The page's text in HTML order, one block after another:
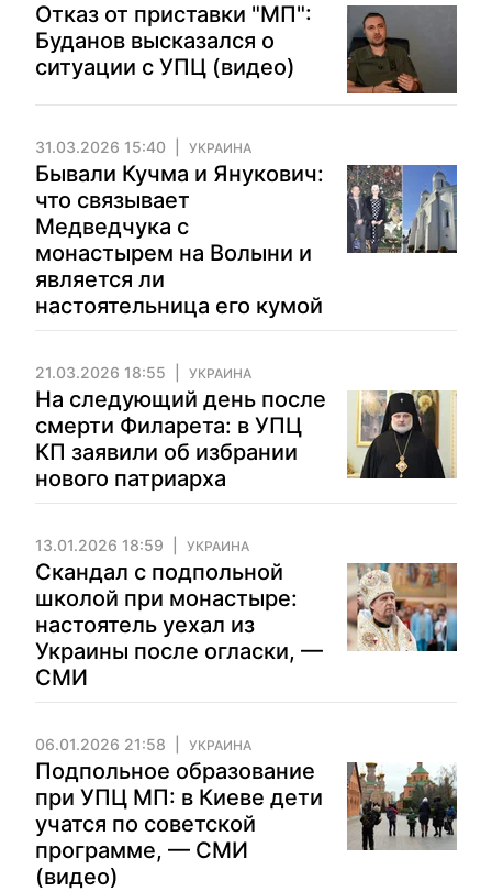
Отказ от приставки "МП":
Буданов высказался о
ситуации с УПЦ (видео)
31.03.2026 15:40 УКРАИНА
Бывали Кучма и Янукович:
что связывает
Медведчука с
монастырем на Волыни и
является ли
настоятельница его кумой
21.03.2026 18:55 УКРАИНА
На следующий день после
смерти Филарета: в УПЦ
КП заявили об избрании
нового патриарха
13.01.2026 18:59 УКРАИНА
Скандал с подпольной
школой при монастыре:
настоятель уехал из
Украины после огласки, —
СМИ
06.01.2026 21:58 УКРАИНА
Подпольное образование
при УПЦ МП: в Киеве дети
учатся по советской
программе, — СМИ
(видео)